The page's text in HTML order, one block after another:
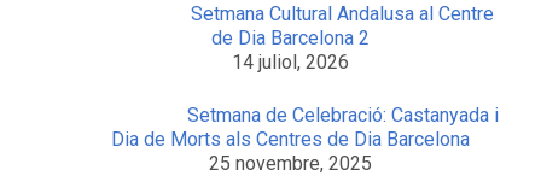
Setmana Cultural Andalusa al Centre
de Dia Barcelona 2
14 juliol, 2026
Setmana de Celebració: Castanyada i
Dia de Morts als Centres de Dia Barcelona
25 novembre, 2025